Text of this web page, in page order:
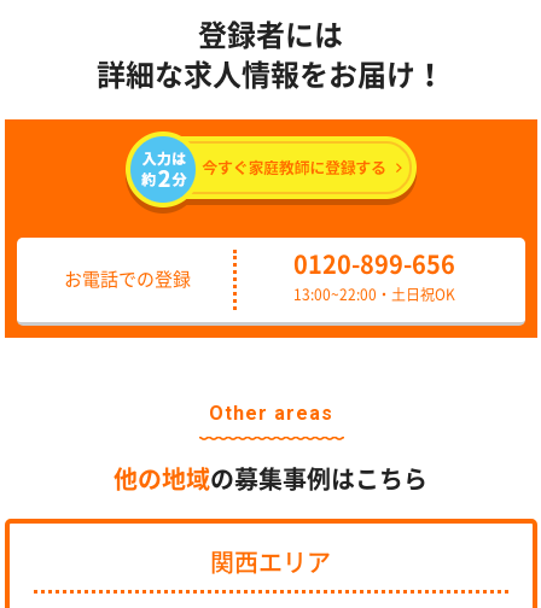
登録者には
詳細な求人情報をお届け！
お電話での登録
0120-899-656
13:00~22:00・土日祝OK
Other areas
他の地域の募集事例はこちら
関西エリア